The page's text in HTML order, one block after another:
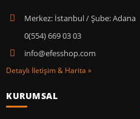
Merkez: İstanbul / Şube: Adana
0(554) 669 03 03
info@efesshop.com
Detaylı İletişim & Harita »
KURUMSAL